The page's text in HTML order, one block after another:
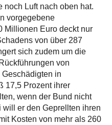
noch Luft nach oben hat.
vorgegebene
Millionen Euro deckt nur
von über 287
sich zudem um die
von
in
17,5 Prozent ihrer
wenn der Bund nicht
er den Geprellten ihren
Kosten von mehr als 260